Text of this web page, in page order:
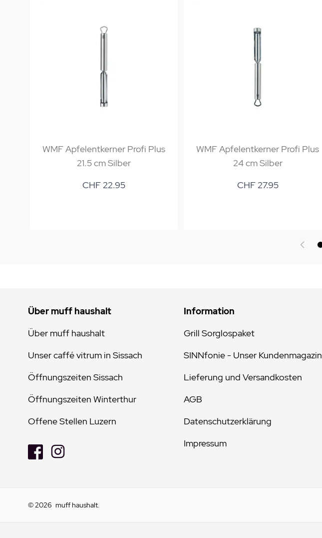
WMF Apfelentkerner Profi Plus
21.5 cm Silber
CHF 22.95
WMF Apfelentkerner Profi Plus
24 cm Silber
CHF 27.95
Über muff haushalt
Über muff haushalt
Unser caffé vitrum in Sissach
Öffnungszeiten Sissach
Öffnungszeiten Winterthur
Offene Stellen Luzern
Information
Grill Sorglospaket
SINNfonie - Unser Kundenmagazin
Lieferung und Versandkosten
AGB
Datenschutzerklärung
Impressum
© 2026 muff haushalt.